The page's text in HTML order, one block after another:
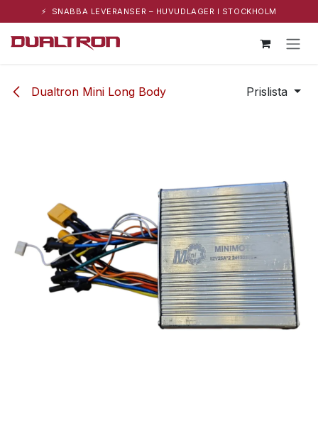
⚡ SNABBA LEVERANSER – HUVUDLAGER I STOCKHOLM
Dualtron Mini Long Body Prislista